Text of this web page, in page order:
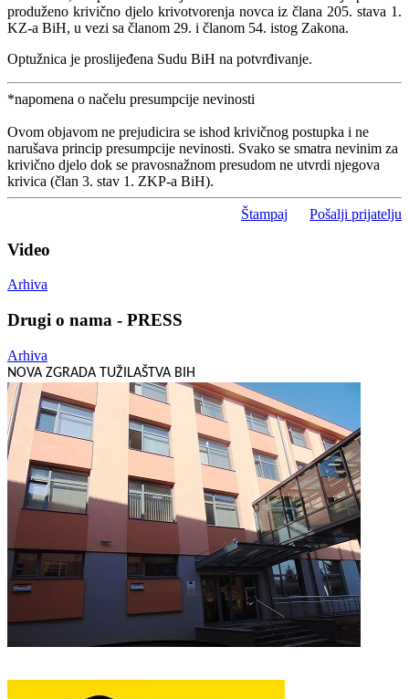
produženo krivično djelo krivotvorenja novca iz člana 205. stava 1.
KZ-a BiH, u vezi sa članom 29. i članom 54. istog Zakona.
Optužnica je proslijeđena Sudu BiH na potvrđivanje.
*napomena o načelu presumpcije nevinosti
Ovom objavom ne prejudicira se ishod krivičnog postupka i ne
narušava princip presumpcije nevinosti. Svako se smatra nevinim za
krivično djelo dok se pravosnažnom presudom ne utvrdi njegova
krivica (član 3. stav 1. ZKP-a BiH).
Štampaj Pošalji prijatelju
Video
Arhiva
Drugi o nama - PRESS
Arhiva
NOVA ZGRADA TUŽILAŠTVA BIH